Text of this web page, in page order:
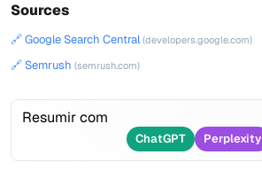
Sources
🔗 Google Search Central(developers.google.com)
🔗 Semrush (semrush.com)
Resumir com
ChatGPT Perplexity